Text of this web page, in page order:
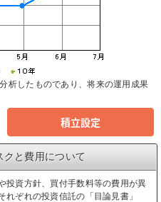
析したものであり、将来の運用成果
積立設定
クと費用について
投資方針、買付手数料等の費用が異
ぞれの投資信託の「目論見書」